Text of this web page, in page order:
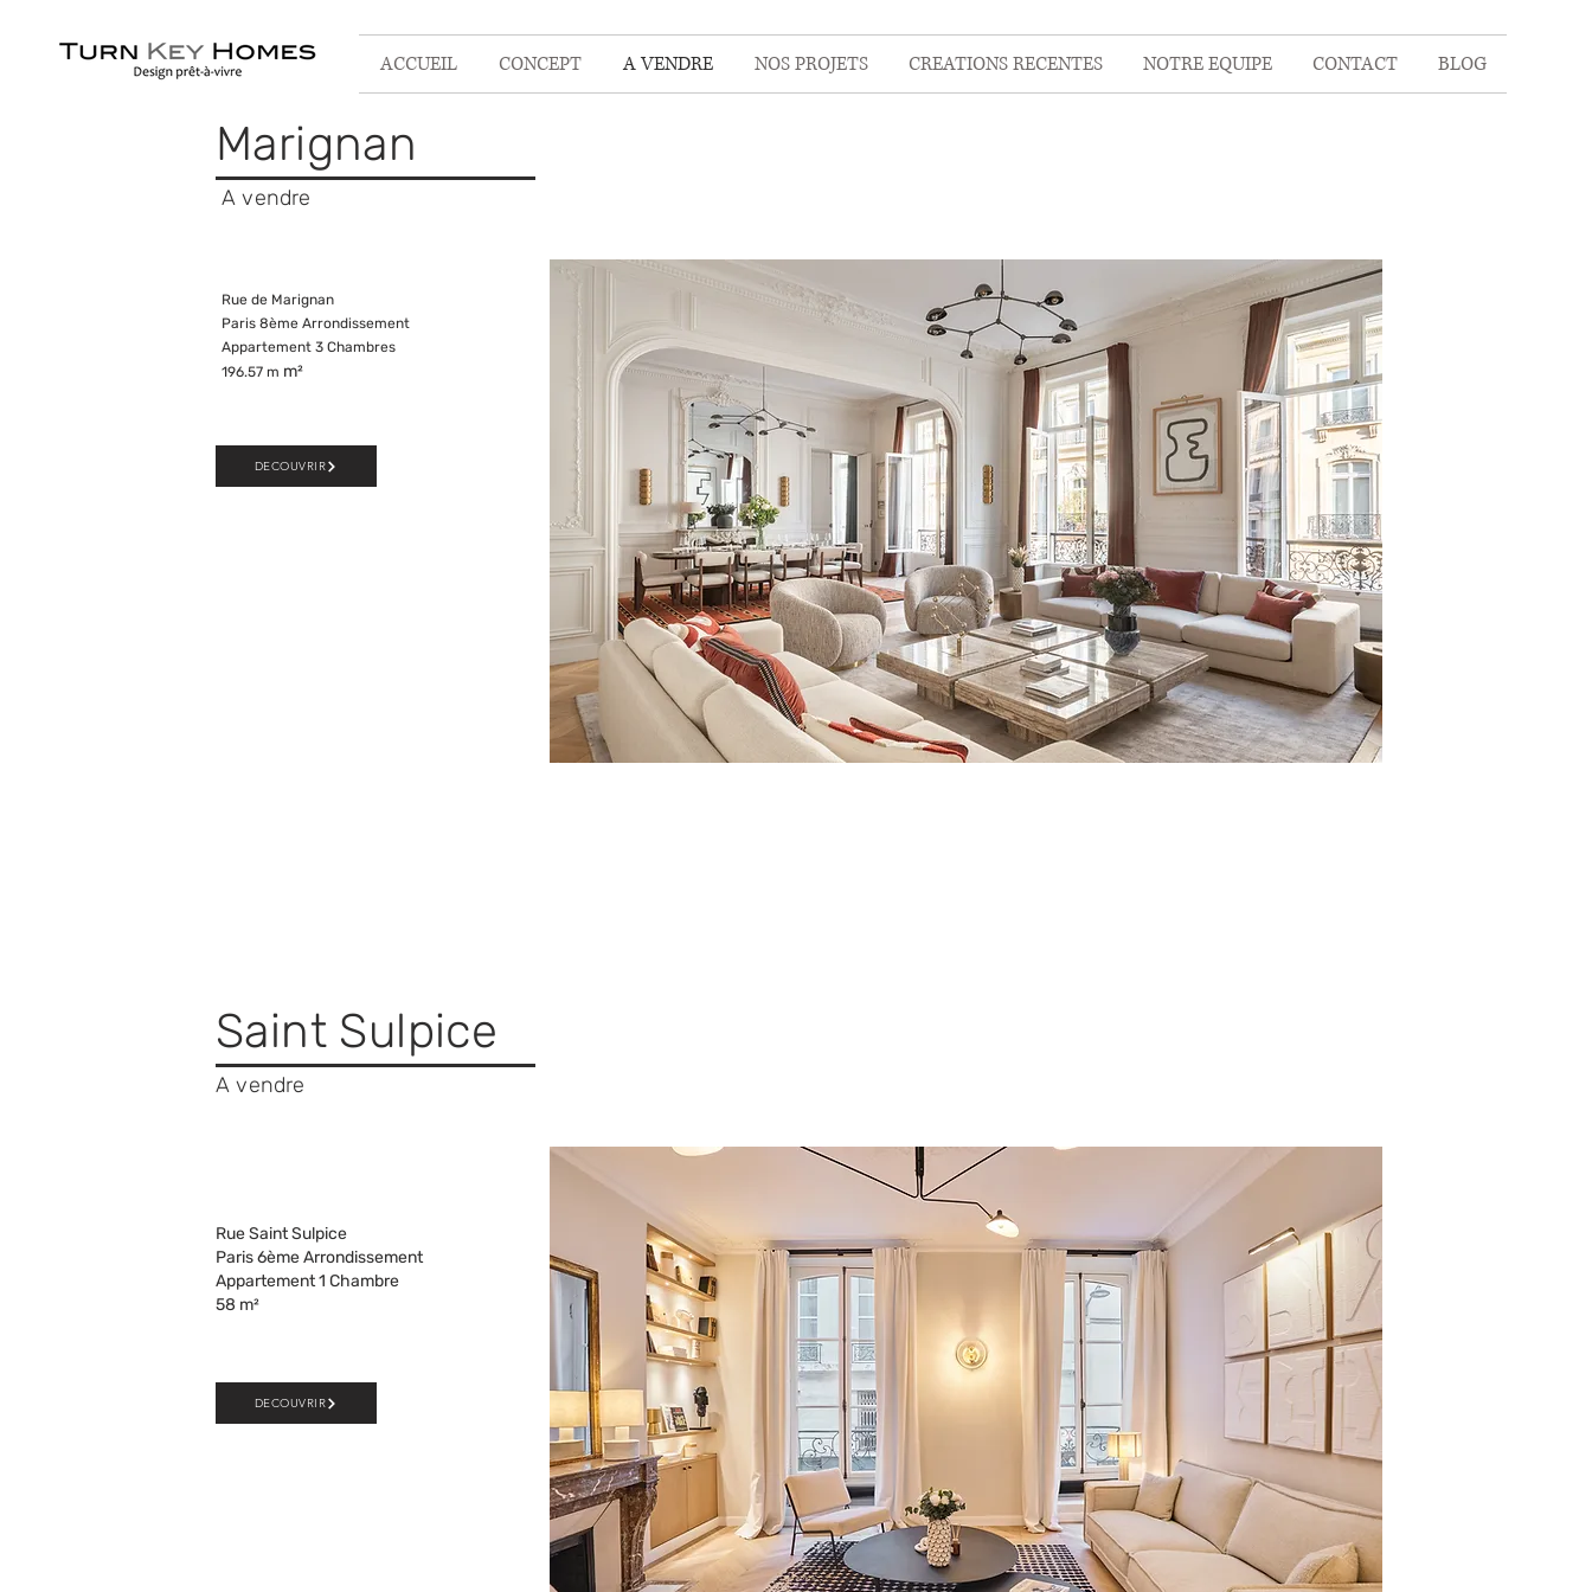
ACCUEIL CONCEPT A VENDRE NOS PROJETS CREATIONS RECENTES NOTRE EQUIPE CONTACT BLOG
Marignan
A vendre
DECOUVRIR
Rue de Marignan
Paris 8ème Arrondissement
Appartement 3 Chambres
196.57 m m²
Saint Sulpice
A vendre
Rue Saint Sulpice
Paris 6ème Arrondissement
Appartement 1 Chambre
58 m²
DECOUVRIR